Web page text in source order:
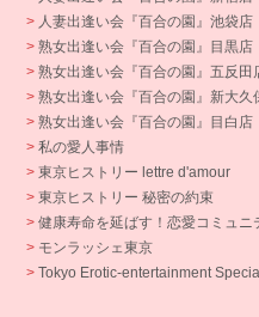
> 人妻出逢い会『百合の園』池袋店
> 熟女出逢い会『百合の園』目黒店
> 熟女出逢い会『百合の園』五反田
> 熟女出逢い会『百合の園』新大久
> 熟女出逢い会『百合の園』目白店
> 私の愛人事情
> 東京ヒストリー lettre d'amour
> 東京ヒストリー 秘密の約束
> 健康寿命を延ばす！恋愛コミュニ
> モンラッシェ東京
> Tokyo Erotic-entertainment